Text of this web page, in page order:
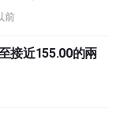
前
接近155.00的兩